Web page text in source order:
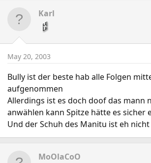
Karl
May 20, 2003
Bully ist der beste hab alle Folgen
aufgenommen
Allerdings ist es doch doof das mann
anwählen kann Spitze hätte es sicher
Und der Schuh des Manitu ist eh
MoOlaCoO